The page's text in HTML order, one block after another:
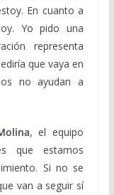
En cuanto a
Yo pido una
representa
que vaya en
no ayudan a
, el equipo
que estamos
Si no se
van a seguir sí